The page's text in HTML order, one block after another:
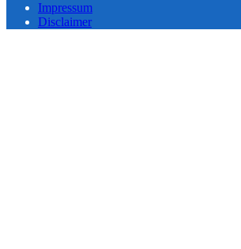
Impressum
Disclaimer